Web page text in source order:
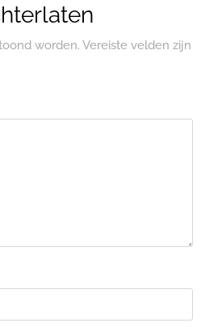
worden. Vereiste velden zijn